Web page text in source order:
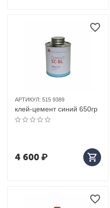
АРТИКУЛ: 515 9389
клей-цемент синий 650гр
4 600₽